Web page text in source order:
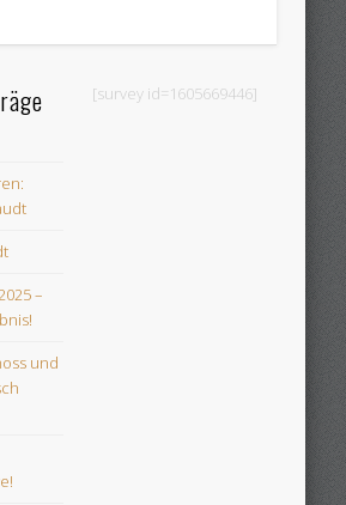
–
und
[survey id=1605669446]